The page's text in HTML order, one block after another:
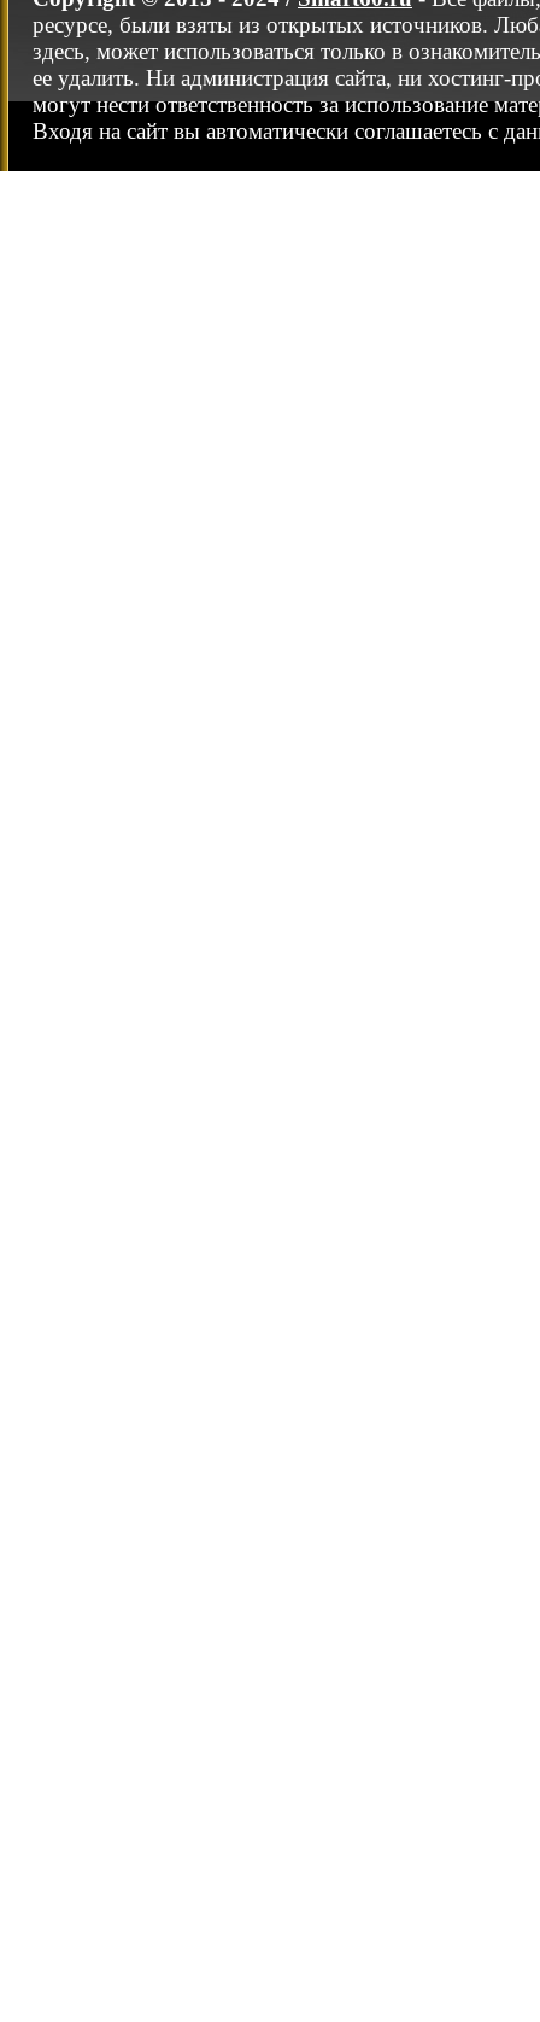
ресурсе, были взяты из открытых источников.
здесь, может использоваться только в
ее удалить. Ни администрация сайта, ни хостинг-
могут нести ответственность за использование
Входя на сайт вы автоматически соглашаетесь с